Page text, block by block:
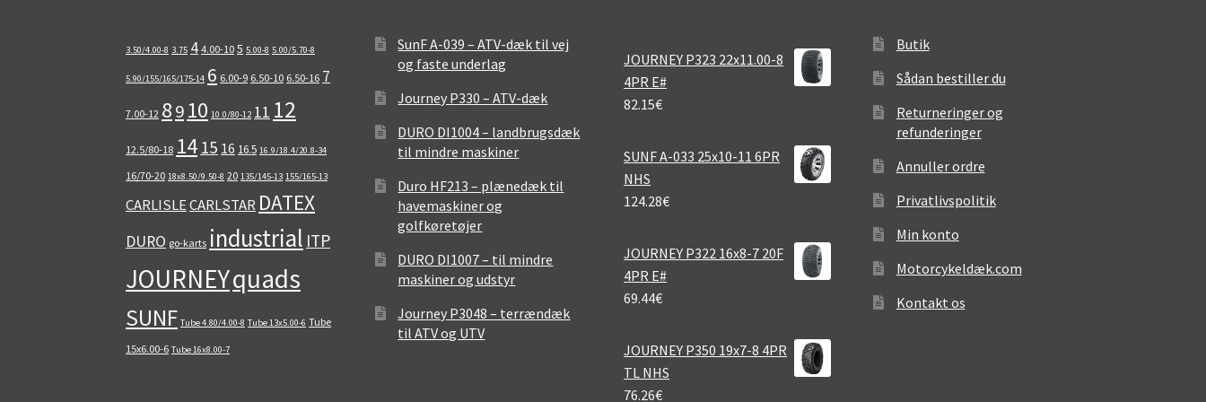
3.50/4.00-8 3.75 4 4.00-10 5 5.00-8 5.00/5.70-8
5.90/155/165/175-14 6 6.00-9 6.50-10 6.50-16 7
7.00-12 8910 10.0/80-12 11 12
12.5/80-18 14 15 16 16.5 16.9/18.4/20.8-34
16/70-20 18x8.50/9.50-8 20 135/145-13 155/165-13
CARLISLECARLSTAR DATEX
DURO go-karts industrial ITP
JOURNEYquads
SUNF Tube 4.80/4.00-8 Tube 13x5.00-6 Tube
15x6.00-6 Tube 16x8.00-7
SunF A-039 – ATV-dæk til vej
og faste underlag
Journey P330 – ATV-dæk
DURO DI1004 – landbrugsdæk
til mindre maskiner
Duro HF213 – plænedæk til
havemaskiner og
golfkøretøjer
DURO DI1007 – til mindre
maskiner og udstyr
Journey P3048 – terrændæk
til ATV og UTV
JOURNEY P323 22x11.00-8
4PR E#
82.15€
SUNF A-033 25x10-11 6PR
NHS
124.28€
JOURNEY P322 16x8-7 20F
4PR E#
69.44€
JOURNEY P350 19x7-8 4PR
TL NHS
76.26€
Butik
Sådan bestiller du
Returneringer og
refunderinger
Annuller ordre
Privatlivspolitik
Min konto
Motorcykeldæk.com
Kontakt os